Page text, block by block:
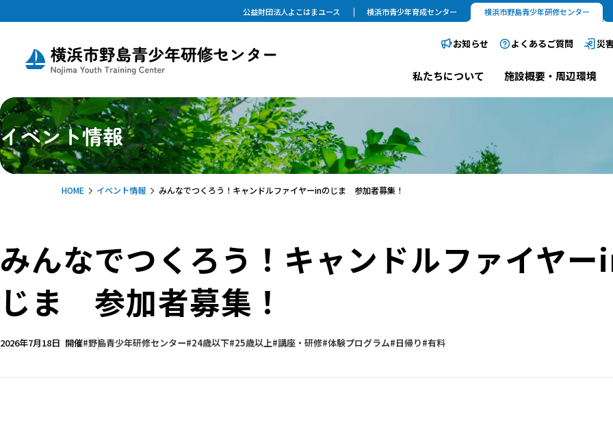
公益財団法人よこはまユース 横浜市青少年育成センター 横浜市野島青少年研修センター
お知らせ よくあるご質問 災
私たちについて 施設概要・周辺環境
イベント情報
HOME イベント情報 みんなでつくろう！キャンドルファイヤーinのじま 参加者募集！
みんなでつくろう！キャンドルファイヤー
じま 参加者募集！
2026年7月18日 開催 野島青少年研修センター 24歳以下 25歳以上 講座・研修 体験プログラム 日帰り 有料